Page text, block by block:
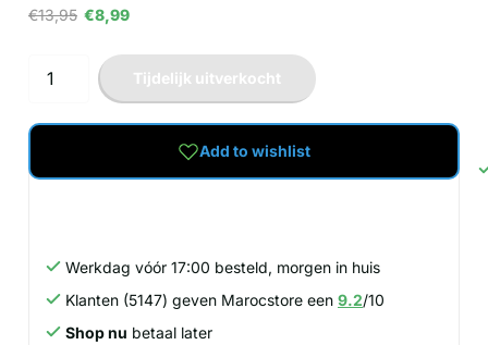
€13,95 €8,99
Tijdelijk uitverkocht
Add to wishlist
Werkdag vóór 17:00 besteld, morgen in huis
Klanten (5147) geven Marocstore een 9.2/10
Shop nu betaal later